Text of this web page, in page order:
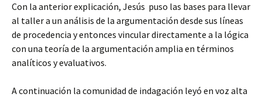
Con la anterior explicación, Jesús puso las bases para llevar
al taller a un análisis de la argumentación desde sus líneas
de procedencia y entonces vincular directamente a la lógica
con una teoría de la argumentación amplia en términos
analíticos y evaluativos.
A continuación la comunidad de indagación leyó en voz alta